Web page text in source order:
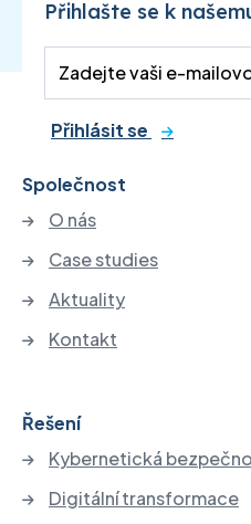
Přihlašte se k
Přihlásit se
Společnost
O nás
Case studies
Aktuality
Kontakt
Řešení
Kybernetická
Digitální transformace